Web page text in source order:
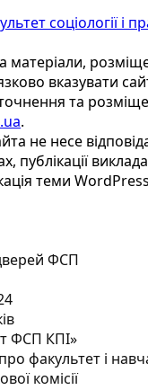
соціології і
матеріали,
вказувати
та
.
не несе
публікації
теми
ФСП
ФСП КПІ»
факультет і
комісії